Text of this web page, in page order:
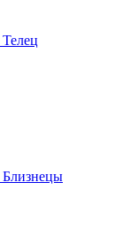
Телец
Близнецы